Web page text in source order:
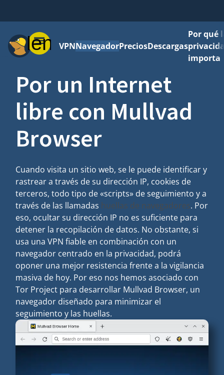
MenúVPNNavegadorPreciosDescargas
Por qué
importa
Por un Internet
libre con Mullvad
Browser
Cuando visita un sitio web, se le puede identificar y
rastrear a través de su dirección IP, cookies de
terceros, todo tipo de «scripts» de seguimiento y a
través de las llamadas huellas de navegadores. Por
eso, ocultar su dirección IP no es suficiente para
detener la recopilación de datos. No obstante, si
usa una VPN fiable en combinación con un
navegador centrado en la privacidad, podrá
oponer una mejor resistencia frente a la vigilancia
masiva de hoy. Por eso nos hemos asociado con
Tor Project para desarrollar Mullvad Browser, un
navegador diseñado para minimizar el
seguimiento y las huellas.